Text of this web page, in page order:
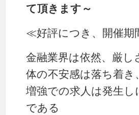
て頂きます～
≪好評につき、開催
金融業界は依然、厳
体の不安感は落ち着き
増強での求人は発生
である